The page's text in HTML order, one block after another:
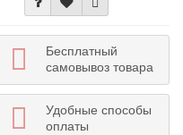
Бесплатный
самовывоз товара
Удобные способы
оплаты